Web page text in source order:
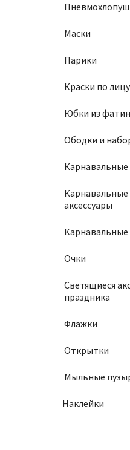
Маски
Парики
Краски по
Юбки из
Ободки и
Карнавальные
аксессуары
Очки
Светящиеся
праздника
Флажки
Открытки
Мыльные
Наклейки